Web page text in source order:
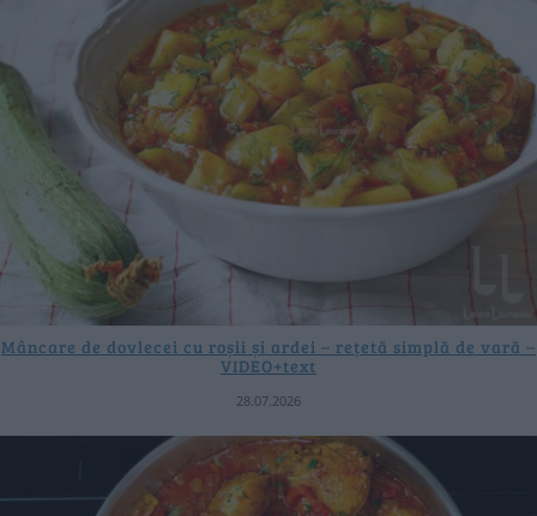
Mâncare de dovlecei cu roșii și ardei – rețetă simplă de vară –
VIDEO+text
28.07.2026